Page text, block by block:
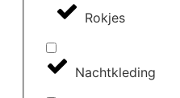
Rokjes
Nachtkleding